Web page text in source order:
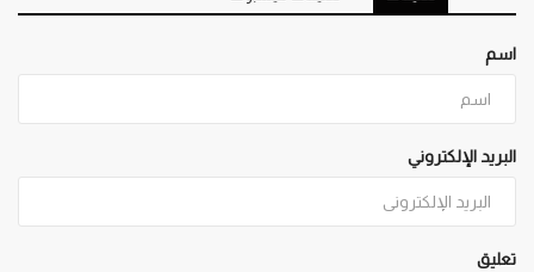
اسم
البريد الإلكتروني
تعليق